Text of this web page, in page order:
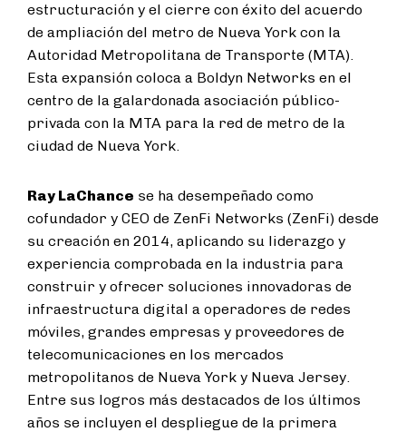
estructuración y el cierre con éxito del acuerdo
de ampliación del metro de Nueva York con la
Autoridad Metropolitana de Transporte (MTA).
Esta expansión coloca a Boldyn Networks en el
centro de la galardonada asociación público-
privada con la MTA para la red de metro de la
ciudad de Nueva York.
Ray LaChance se ha desempeñado como
cofundador y CEO de ZenFi Networks (ZenFi) desde
su creación en 2014, aplicando su liderazgo y
experiencia comprobada en la industria para
construir y ofrecer soluciones innovadoras de
infraestructura digital a operadores de redes
móviles, grandes empresas y proveedores de
telecomunicaciones en los mercados
metropolitanos de Nueva York y Nueva Jersey.
Entre sus logros más destacados de los últimos
años se incluyen el despliegue de la primera